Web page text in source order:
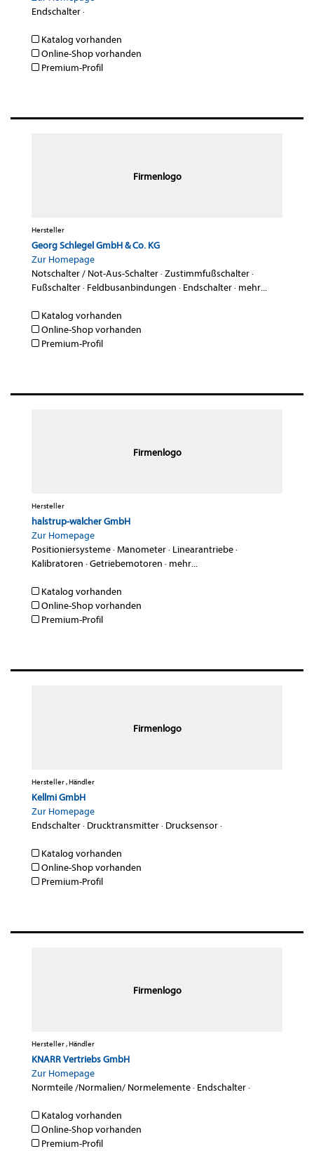
Endschalter·
Katalog vorhanden
Online-Shop vorhanden
Premium-Profil
Firmenlogo
Hersteller
Georg Schlegel GmbH & Co. KG
Zur Homepage
Notschalter / Not-Aus-Schalter·Zustimmfußschalter·
Fußschalter· Feldbusanbindungen · Endschalter· mehr...
Katalog vorhanden
Online-Shop vorhanden
Premium-Profil
Firmenlogo
Hersteller
halstrup-walcher GmbH
Zur Homepage
Positioniersysteme·Manometer· Linearantriebe·
Kalibratoren ·Getriebemotoren · mehr...
Katalog vorhanden
Online-Shop vorhanden
Premium-Profil
Firmenlogo
Hersteller , Händler
Kellmi GmbH
Zur Homepage
Endschalter· Drucktransmitter· Drucksensor·
Katalog vorhanden
Online-Shop vorhanden
Premium-Profil
Firmenlogo
Hersteller , Händler
KNARR Vertriebs GmbH
Zur Homepage
Normteile /Normalien/ Normelemente· Endschalter·
Katalog vorhanden
Online-Shop vorhanden
Premium-Profil